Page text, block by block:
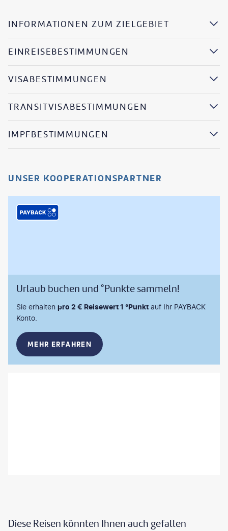
INFORMATIONEN ZUM ZIELGEBIET
EINREISEBESTIMMUNGEN
VISABESTIMMUNGEN
TRANSITVISABESTIMMUNGEN
IMPFBESTIMMUNGEN
UNSER KOOPERATIONSPARTNER
Urlaub buchen und °Punkte sammeln!
Sie erhalten pro 2 € Reisewert 1 °Punkt auf Ihr PAYBACK
Konto.
MEHR ERFAHREN
Diese Reisen könnten Ihnen auch gefallen